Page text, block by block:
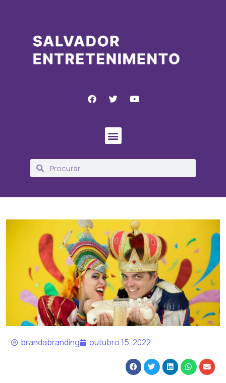
brandabranding outubro 15, 2022